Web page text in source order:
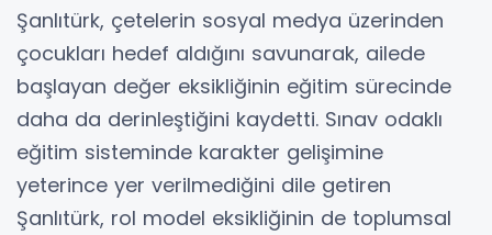
Şanlıtürk, çetelerin sosyal medya üzerinden
çocukları hedef aldığını savunarak, ailede
başlayan değer eksikliğinin eğitim sürecinde
daha da derinleştiğini kaydetti. Sınav odaklı
eğitim sisteminde karakter gelişimine
yeterince yer verilmediğini dile getiren
Şanlıtürk, rol model eksikliğinin de toplumsal